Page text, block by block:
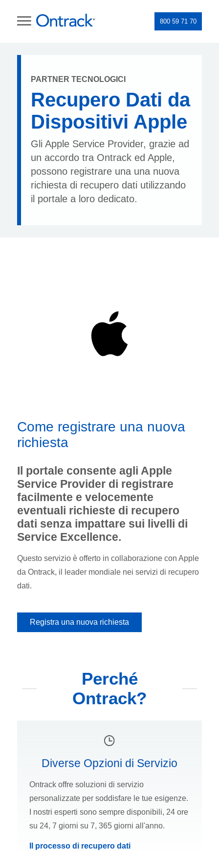
800 59 71 70
PARTNER TECNOLOGICI
Recupero Dati da
Dispositivi Apple
Gli Apple Service Provider, grazie ad
un accordo tra Ontrack ed Apple,
possono registrare una una nuova
richiesta di recupero dati utilizzando
il portale a loro dedicato.
Come registrare una nuova
richiesta
Il portale consente agli Apple
Service Provider di registrare
facilmente e velocemente
eventuali richieste di recupero
dati senza impattare sui livelli di
Service Excellence.
Questo servizio è offerto in collaborazione con Apple
da Ontrack, il leader mondiale nei servizi di recupero
dati.
Registra una nuova richiesta
Perché
Ontrack?
Diverse Opzioni di Servizio
Ontrack offre soluzioni di servizio
personalizzate per soddisfare le tue esigenze.
I nostri esperti sono sempre disponibili, 24 ore
su 24, 7 giorni su 7, 365 giorni all'anno.
Il processo di recupero dati